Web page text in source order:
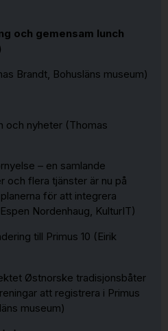
och gemensam lunch
Brandt, Bohusläns museum)
och nyheter (Thomas
– en samlande
och flera tjänster är nu på
för att integrera
Nordenhaug, KulturIT)
till Primus 10 (Eirik
Østnorske tradisjonsbåter
att registrera i Primus
museum)